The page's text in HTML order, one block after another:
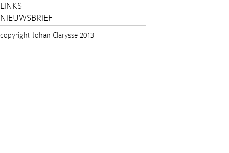
LINKS
NIEUWSBRIEF
copyright Johan Clarysse 2013